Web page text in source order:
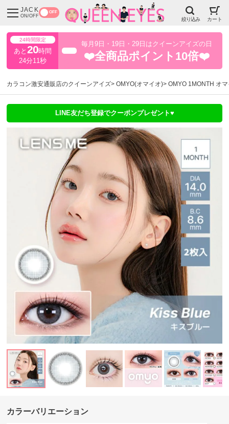
JACK
ON/OFF
OFF
絞り込み カート
24時間限定
あと 20時間
24分10秒
毎月9日・19日・29日はクイーンアイズの日
❤️全商品ポイント10倍❤️
カラコン激安通販店のクイーンアイズ OMYO(オマイオ) OMYO 1MONTH オ
LINE友だち登録でクーポンプレゼント♥
カラーバリエーション